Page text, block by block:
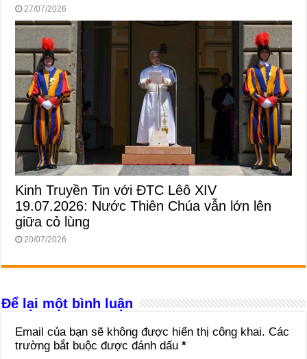
27/07/2026
Kinh Truyền Tin với ĐTC Lêô XIV
19.07.2026: Nước Thiên Chúa vẫn lớn lên
giữa cỏ lùng
20/07/2026
Để lại một bình luận
Email của bạn sẽ không được hiển thị công khai. Các
trường bắt buộc được đánh dấu*